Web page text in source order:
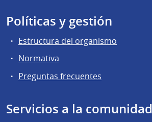
Políticas y gestión
Estructura del organismo
Normativa
Preguntas frecuentes
Servicios a la comunidad